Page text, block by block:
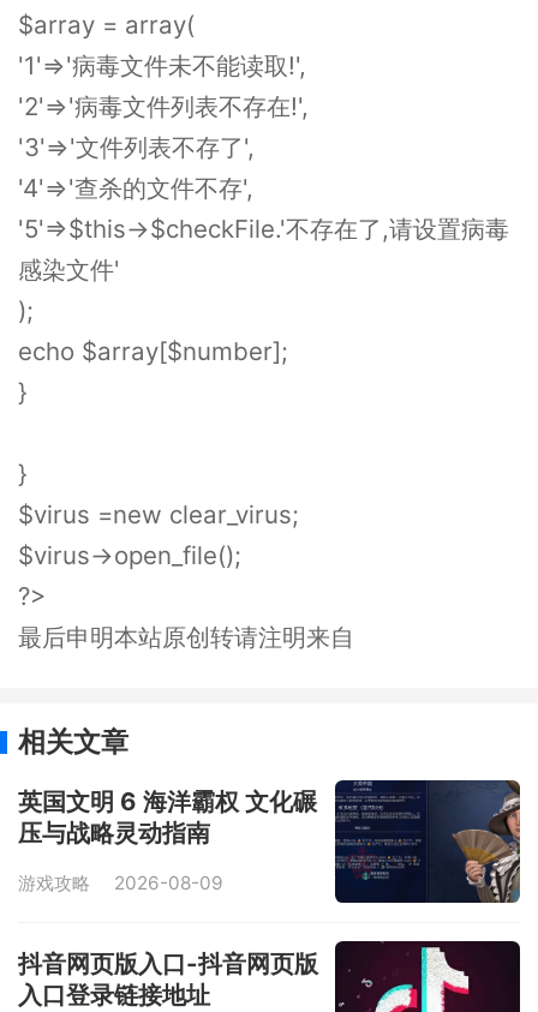
$array = array(
'1'=>'病毒文件未不能读取!',
'2'=>'病毒文件列表不存在!',
'3'=>'文件列表不存了',
'4'=>'查杀的文件不存',
'5'=>$this->$checkFile.'不存在了,请设置病毒
感染文件'
);
echo $array[$number];
}
}
$virus =new clear_virus;
$virus->open_file();
?>
最后申明本站原创转请注明来自
相关文章
英国文明 6 海洋霸权 文化碾
压与战略灵动指南
游戏攻略 2026-08-09
抖音网页版入口-抖音网页版
入口登录链接地址